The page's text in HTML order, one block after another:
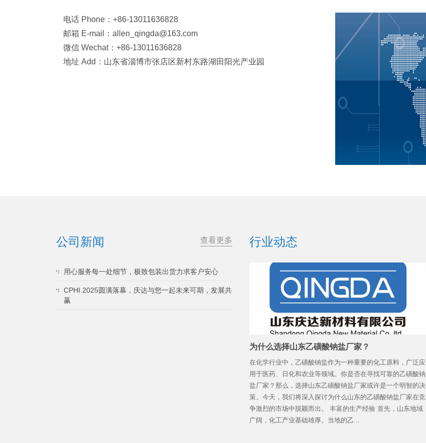
电话 Phone：+86-13011636828
邮箱 E-mail：allen_qingda@163.com
微信 Wechat：+86-13011636828
地址 Add：山东省淄博市张店区新村东路湖田阳光产业园
公司新闻 查看更多
用心服务每一处细节，极致包装出货力求客户安心
CPHI 2025圆满落幕，庆达与您一起未来可期，发展共
赢
行业动态
为什么选择山东乙磺酸钠盐厂家？
在化学行业中，乙磺酸钠盐作为一种重要的化工原料，广泛应
用于医药、日化和农业等领域。你是否在寻找可靠的乙磺酸钠
盐厂家？那么，选择山东乙磺酸钠盐厂家或许是一个明智的决
策。今天，我们将深入探讨为什么山东的乙磺酸钠盐厂家在竞
争激烈的市场中脱颖而出。 丰富的生产经验 首先，山东地域
广阔，化工产业基础雄厚。当地的乙...